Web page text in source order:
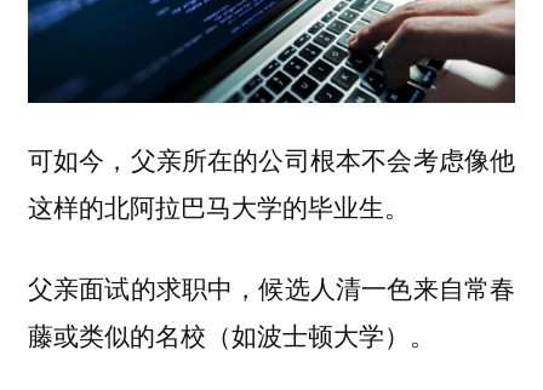
可如今，父亲所在的公司根本不会考虑像他
这样的北阿拉巴马大学的毕业生。
父亲面试的求职中，候选人清一色来自常春
藤或类似的名校（如波士顿大学）。